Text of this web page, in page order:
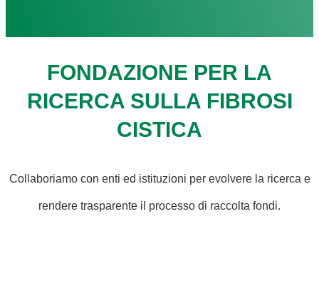
FONDAZIONE PER LA
RICERCA SULLA FIBROSI
CISTICA
Collaboriamo con enti ed istituzioni per evolvere la ricerca e
rendere trasparente il processo di raccolta fondi.